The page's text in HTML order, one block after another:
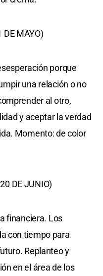
DE MAYO)
porque
una relación o no
al otro,
y aceptar la verdad
Momento: de color
DE JUNIO)
financiera. Los
con tiempo para
Replanteo y
en el área de los